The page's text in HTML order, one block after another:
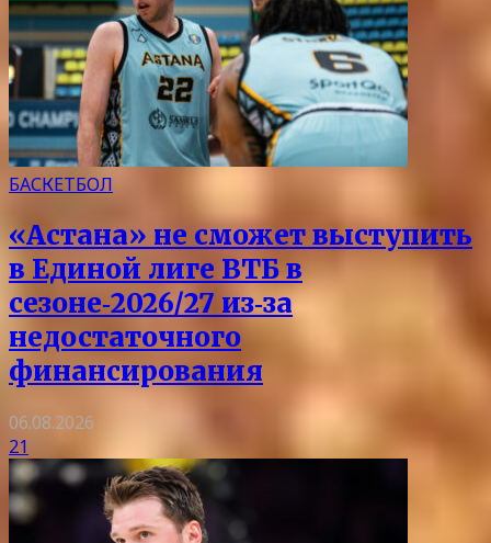
БАСКЕТБОЛ
«Астана» не сможет выступить
в Единой лиге ВТБ в
сезоне‑2026/27 из‑за
недостаточного
финансирования
06.08.2026
21